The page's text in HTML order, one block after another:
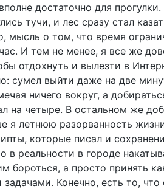
достаточно для прогулки.
тучи, и лес сразу стал
мысль о том, что время
И тем не менее, я все же
отдохнуть и вылезти в
сумел выйти даже на две
ничего вокруг, а
на четыре. В остальном же
летнюю разорванность
которые писал и
реальности в городе
а просто принять
Конечно, есть то,